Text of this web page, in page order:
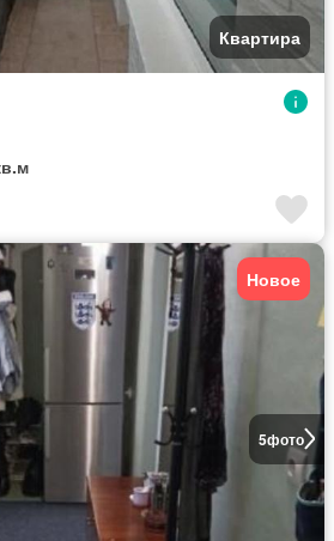
Квартира
5фото
Новое